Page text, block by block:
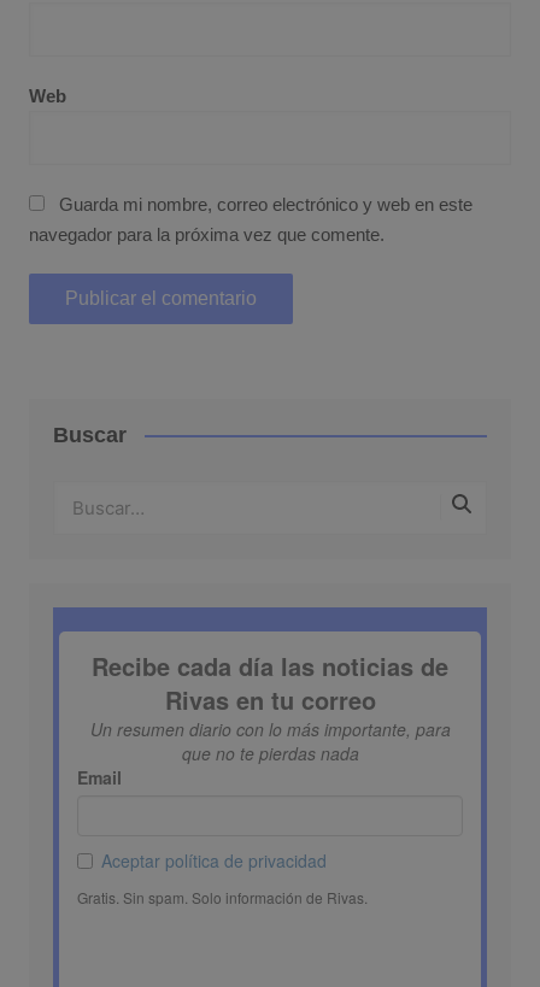
Web
Guarda mi nombre, correo electrónico y web en este
navegador para la próxima vez que comente.
Buscar